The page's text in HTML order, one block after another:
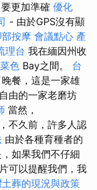
要更加準確 優化
- 由於GPS沒有顯
部按摩 會議點心 產
理台 我在緬因州收
色 Bay之間。 台
餐，這是一家雄
由的一家老磨坊
當然，
不久前，許多人認
由於各種育種者的
如果我們不仔細
可以提醒我們，我
土葬的現況與政策